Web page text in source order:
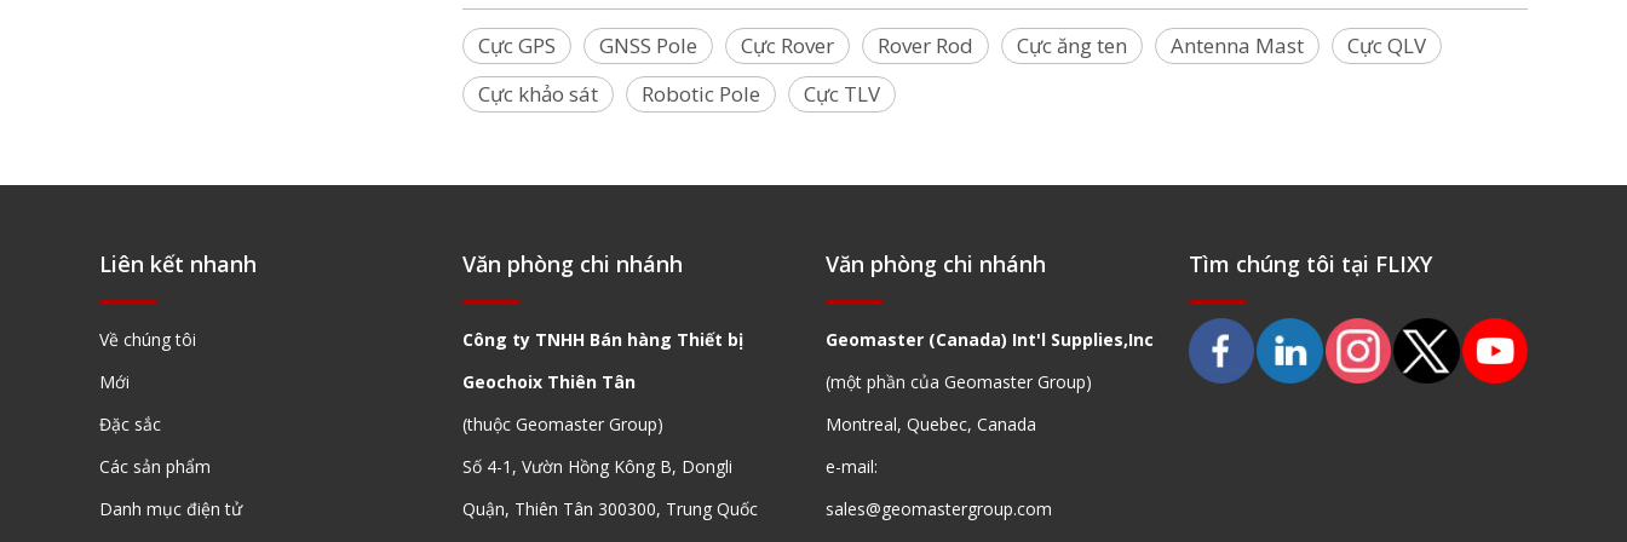
Cực GPS GNSS Pole Cực Rover Rover Rod Cực ăng ten Antenna Mast
Cực QLV
Cực khảo sát
Robotic Pole Cực TLV
Liên kết nhanh
Về chúng tôi
Mới
Đặc sắc
Các sản phẩm
Danh mục điện tử
Văn phòng chi nhánh
Công ty TNHH Bán hàng Thiết bị
Geochoix Thiên Tân
(thuộc Geomaster Group)
Số 4-1, Vườn Hồng Kông B, Dongli
Quận, Thiên Tân 300300, Trung Quốc
Văn phòng chi nhánh
Geomaster (Canada) Int'l Supplies,Inc
(một phần của Geomaster Group)
Montreal, Quebec, Canada
e-mail:
sales@geomastergroup.com
Tìm chúng tôi tại FLIXY